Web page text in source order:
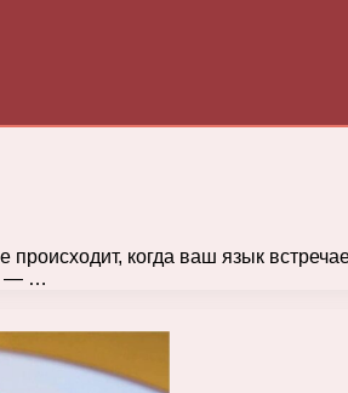
происходит, когда ваш язык
— …